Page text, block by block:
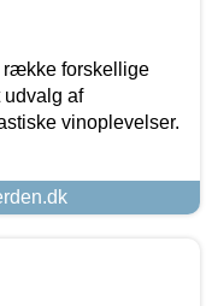
række forskellige
udvalg af
vinoplevelser.